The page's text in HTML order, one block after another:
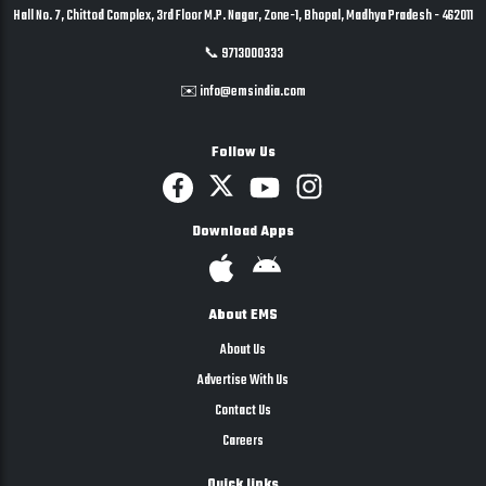
Hall No. 7, Chittod Complex, 3rd Floor M.P. Nagar, Zone-1, Bhopal, Madhya Pradesh - 462011
📞 9713000333
✉️ info@emsindia.com
Follow Us
Download Apps
About EMS
About Us
Advertise With Us
Contact Us
Careers